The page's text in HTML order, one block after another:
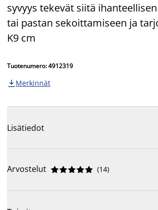
syvyys tekevät siitä
tai pastan sekoittamiseen ja
K9 cm
Tuotenumero: 4912319
 Merkinnät
Lisätiedot
Arvostelut 




 (14)